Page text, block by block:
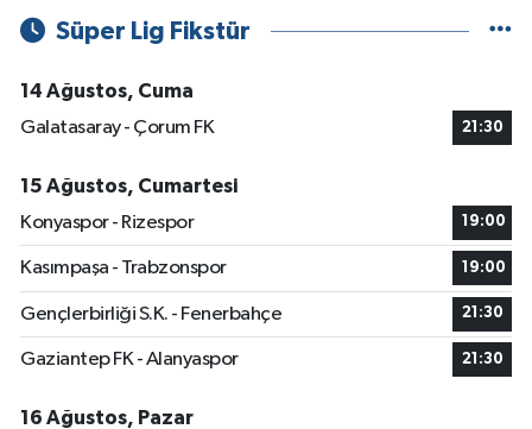
Süper Lig Fikstür
14 Ağustos, Cuma
Galatasaray - Çorum FK
21:30
15 Ağustos, Cumartesi
Konyaspor - Rizespor
19:00
Kasımpaşa - Trabzonspor 19:00
Gençlerbirliği S.K. - Fenerbahçe 21:30
Gaziantep FK - Alanyaspor 21:30
16 Ağustos, Pazar